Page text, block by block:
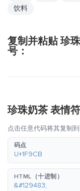
饮料
复制并粘贴 珍
号：
珍珠奶茶 表情
点击任意代码将其复制到
码点
U+1F9CB
HTML（十进制）
&#129483;